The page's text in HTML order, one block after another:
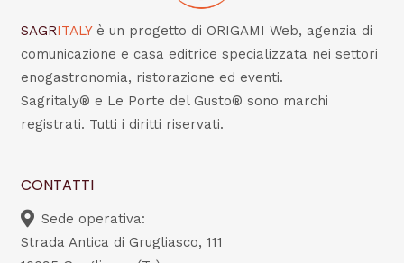
SAGRITALY è un progetto di ORIGAMI Web, agenzia di
comunicazione e casa editrice specializzata nei settori
enogastronomia, ristorazione ed eventi.
Sagritaly® e Le Porte del Gusto® sono marchi
registrati. Tutti i diritti riservati.
CONTATTI
Sede operativa:
Strada Antica di Grugliasco, 111